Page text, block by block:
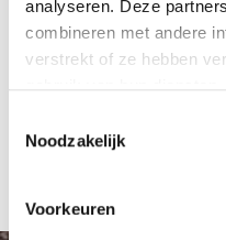
analyseren. Deze
combineren met andere
verstrekt of ze hebben
Noodzakelijk
Voorkeuren
dagvlinders